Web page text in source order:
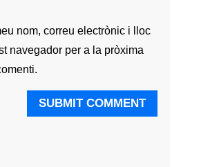
nom, correu electrònic i lloc
navegador per a la pròxima
SUBMIT COMMENT